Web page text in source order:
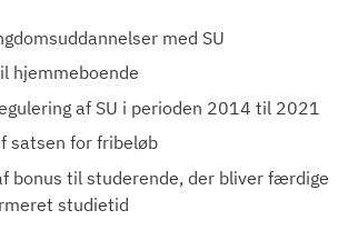
med SU
hjemmeboende
af SU i perioden 2014 til 2021
satsen for fribeløb
bonus til studerende, der bliver færdige
studietid